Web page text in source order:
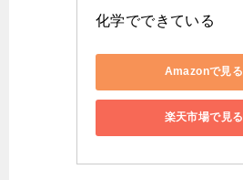
化学でできている
Amazonで見る
楽天市場で見る